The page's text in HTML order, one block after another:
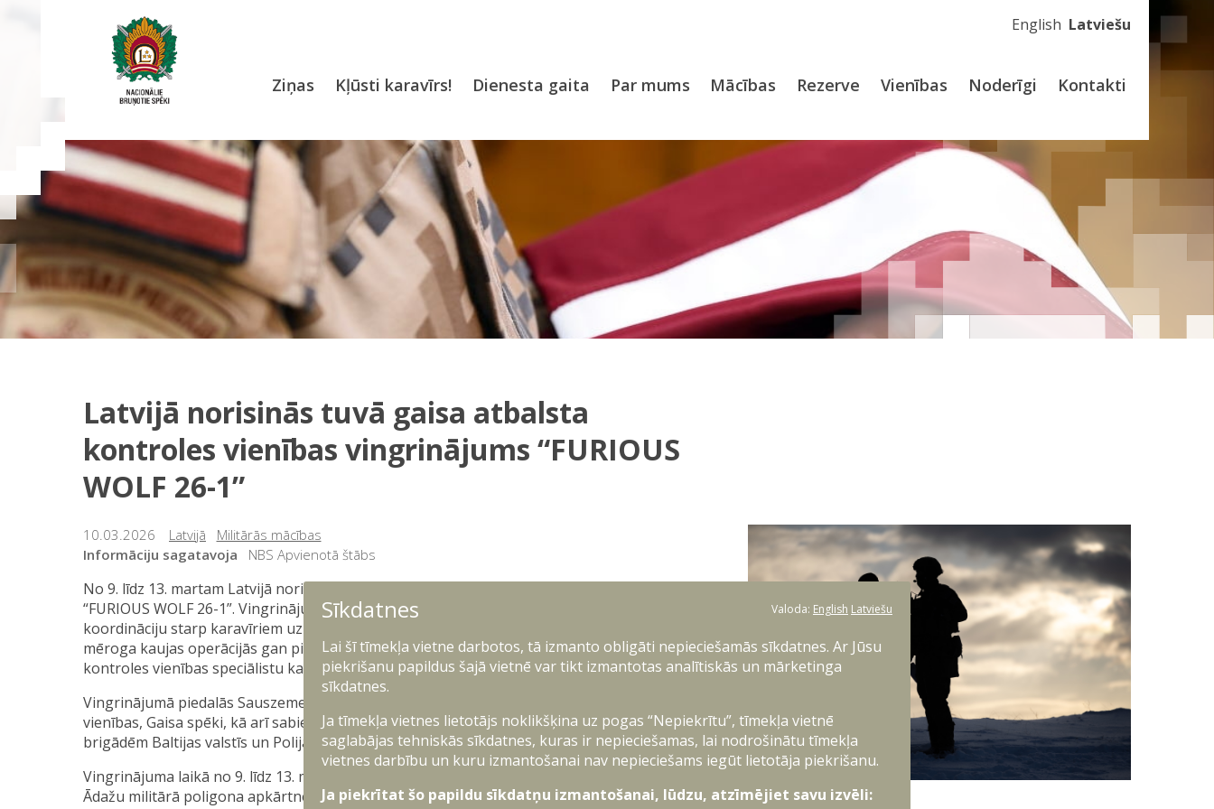
English Latviešu
Ziņas Kļūsti karavīrs! Dienesta gaita Par mums Mācības Rezerve Vienības Noderīgi Kontakti
Latvijā norisinās tuvā gaisa atbalsta
kontroles vienības vingrinājums “FURIOUS
WOLF 26-1”
10.03.2026 Latvijā
Militārās mācības
Informāciju sagatavoja
NBS Apvienotā štābs
No 9. līdz 13. martam Latvijā norisinās tuvā gaisa atbalsta kontroles vienības vingrinājums
“FURIOUS WOLF 26-1”. Vingrinājuma mērķis ir stiprināt tuvā gaisa atbalsta integrāciju jeb
koordināciju starp karavīriem uz zemes un militāro aviāciju, lai atbalstītu vienības liela
mēroga kaujas operācijās gan pilsētvidē, gan ārpus tās, kā arī uzturētu tuvā gaisa atbalsta
kontroles vienības speciālistu kaujas spējas.
Vingrinājumā piedalās Sauszemes spēku mehanizētā kājnieku brigāde, Zemessardzes
vienības, Gaisa spēki, kā arī sabiedroto valstu karavīri no ASV un NATO daudznacionālajām
brigādēm Baltijas valstīs un Polijā.
Vingrinājuma laikā no 9. līdz 13. martam Kuldīgas novada militārajā poligonā “Mežaine” un
Ādažu militārā poligona apkārtnē paredzēti sabiedroto gaisa spēku iznīcinātāju un
NBS foto arhīvs
Sīkdatnes Valoda: English Latviešu
Lai šī tīmekļa vietne darbotos, tā izmanto obligāti nepieciešamās sīkdatnes. Ar Jūsu
piekrišanu papildus šajā vietnē var tikt izmantotas analītiskās un mārketinga
sīkdatnes.
Ja tīmekļa vietnes lietotājs noklikšķina uz pogas “Nepiekrītu”, tīmekļa vietnē
saglabājas tehniskās sīkdatnes, kuras ir nepieciešamas, lai nodrošinātu tīmekļa
vietnes darbību un kuru izmantošanai nav nepieciešams iegūt lietotāja piekrišanu.
Ja piekrītat šo papildu sīkdatņu izmantošanai, lūdzu, atzīmējiet savu izvēli: